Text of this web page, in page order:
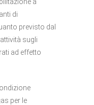
di
previsto dal
sugli
ad effetto
per le